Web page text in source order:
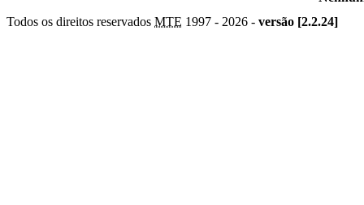
Todos os direitos reservados MTE 1997 - 2026 - versão [2.2.24]